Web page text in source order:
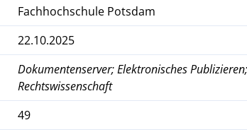
Fachhochschule Potsdam
22.10.2025
Dokumentenserver; Elektronisches
Rechtswissenschaft
49